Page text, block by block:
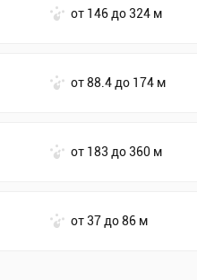
от 146 до 324 м
от 88.4 до 174 м
от 183 до 360 м
от 37 до 86 м